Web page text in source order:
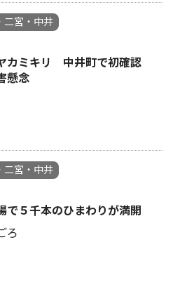
二宮・中井
カミキリ 中井町で初確認
懸念
二宮・中井
で５千本のひまわりが満開
ろ